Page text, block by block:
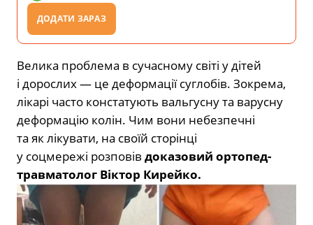
ДОДАТИ ЗАРАЗ
Велика проблема в сучасному світі у дітей
і дорослих — це деформації суглобів. Зокрема,
лікарі часто констатують вальгусну та варусну
деформацію колін. Чим вони небезпечні
та як лікувати, на своїй сторінці
у соцмережі розповів доказовий ортопед-
травматолог Віктор Кирейко.